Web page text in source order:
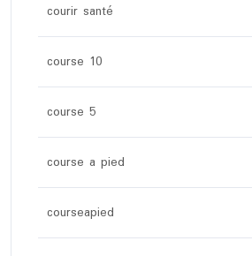
courir santé
course 10
course 5
course a pied
courseapied